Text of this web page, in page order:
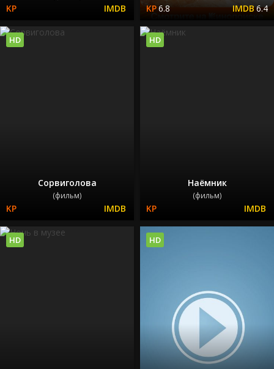
6.8 6.4
Сорвиголова
(фильм)
HD
Наёмник
(фильм)
HD
HD HD